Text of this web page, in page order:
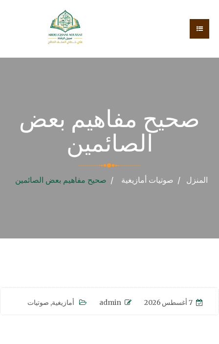
صحيح مفاهيم بعض
الصائمين
المنزل صوتيات أمازيغية صحيح مفاهيم بعض الصائمين
7 أغسطس 2026 admin أمازيغية, صوتيات